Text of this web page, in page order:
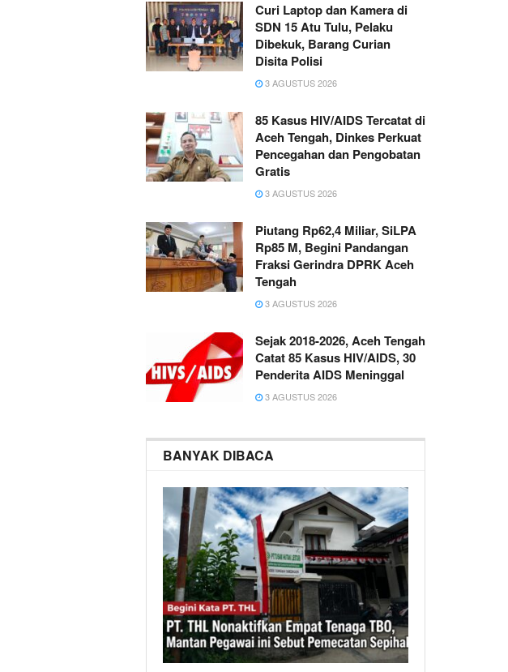
Curi Laptop dan Kamera di
SDN 15 Atu Tulu, Pelaku
Dibekuk, Barang Curian
Disita Polisi
3 AGUSTUS 2026
85 Kasus HIV/AIDS Tercatat di
Aceh Tengah, Dinkes Perkuat
Pencegahan dan Pengobatan
Gratis
3 AGUSTUS 2026
Piutang Rp62,4 Miliar, SiLPA
Rp85 M, Begini Pandangan
Fraksi Gerindra DPRK Aceh
Tengah
3 AGUSTUS 2026
Sejak 2018-2026, Aceh Tengah
Catat 85 Kasus HIV/AIDS, 30
Penderita AIDS Meninggal
3 AGUSTUS 2026
BANYAK DIBACA